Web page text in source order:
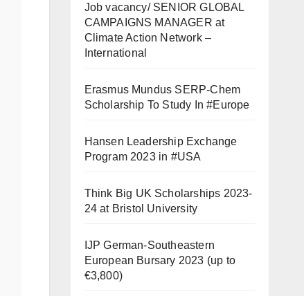
Job vacancy/ SENIOR GLOBAL
CAMPAIGNS MANAGER at
Climate Action Network –
International
Erasmus Mundus SERP-Chem
Scholarship To Study In #Europe
Hansen Leadership Exchange
Program 2023 in #USA
Think Big UK Scholarships 2023-
24 at Bristol University
IJP German-Southeastern
European Bursary 2023 (up to
€3,800)